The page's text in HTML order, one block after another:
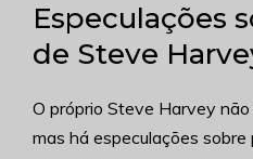
Especulações
de Steve
O próprio Steve Harvey
mas há especulações